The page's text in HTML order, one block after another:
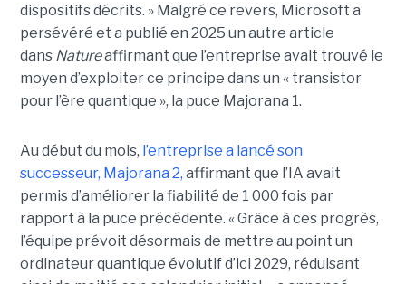
dispositifs décrits. » Malgré ce revers, Microsoft a
persévéré et a publié en 2025 un autre article
dans Natureaffirmant que l’entreprise avait trouvé le
moyen d’exploiter ce principe dans un « transistor
pour l’ère quantique », la puce Majorana 1.
Au début du mois, l’entreprise a lancé son
successeur, Majorana 2, affirmant que l’IA avait
permis d’améliorer la fiabilité de 1 000 fois par
rapport à la puce précédente. « Grâce à ces progrès,
l’équipe prévoit désormais de mettre au point un
ordinateur quantique évolutif d’ici 2029, réduisant